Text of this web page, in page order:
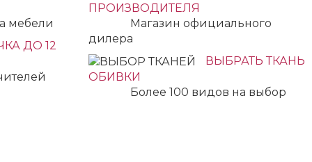
мебели
ДО 12
ПРОИЗВОДИТЕЛЯ
Магазин официального
дилера
ВЫБРАТЬ ТКАНЬ
ОБИВКИ
Более 100 видов на выбор